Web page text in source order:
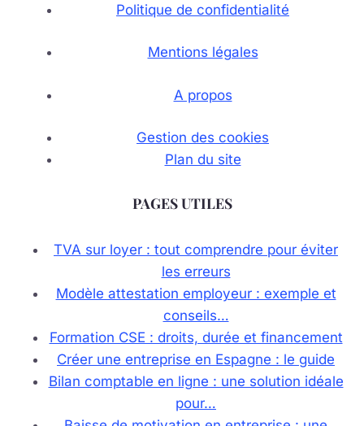
Politique de confidentialité
Mentions légales
A propos
Gestion des cookies
Plan du site
PAGES UTILES
TVA sur loyer : tout comprendre pour éviter
les erreurs
Modèle attestation employeur : exemple et
conseils…
Formation CSE : droits, durée et financement
Créer une entreprise en Espagne : le guide
Bilan comptable en ligne : une solution idéale
pour…